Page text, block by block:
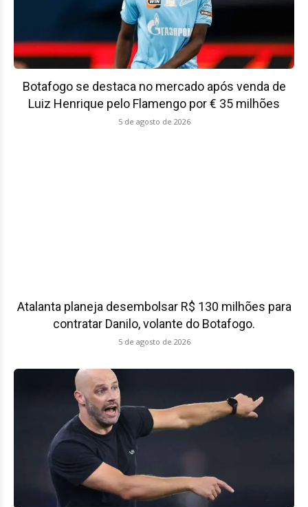
Botafogo se destaca no mercado após venda de
Luiz Henrique pelo Flamengo por € 35 milhões
5 de agosto de 2026
Atalanta planeja desembolsar R$ 130 milhões para
contratar Danilo, volante do Botafogo.
5 de agosto de 2026